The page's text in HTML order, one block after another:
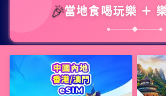
🎉當地食喝玩樂 ＋
◆